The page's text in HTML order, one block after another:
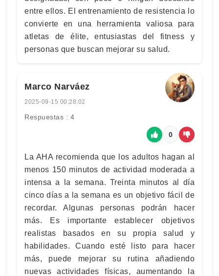
entre ellos. El entrenamiento de resistencia lo
convierte en una herramienta valiosa para
atletas de élite, entusiastas del fitness y
personas que buscan mejorar su salud.
Marco Narváez
2025-09-15 00:28:02
Respuestas : 4
0
La AHA recomienda que los adultos hagan al
menos 150 minutos de actividad moderada a
intensa a la semana. Treinta minutos al día
cinco días a la semana es un objetivo fácil de
recordar. Algunas personas podrán hacer
más. Es importante establecer objetivos
realistas basados en su propia salud y
habilidades. Cuando esté listo para hacer
más, puede mejorar su rutina añadiendo
nuevas actividades físicas, aumentando la